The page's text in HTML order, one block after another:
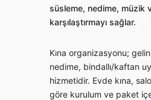
süsleme, nedime, müzik
karşılaştırmayı sağlar.
Kına organizasyonu;
nedime, bindallı/kaftan
hizmetidir. Evde kına,
göre kurulum ve paket